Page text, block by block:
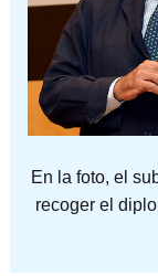
En la foto, el
recoger el